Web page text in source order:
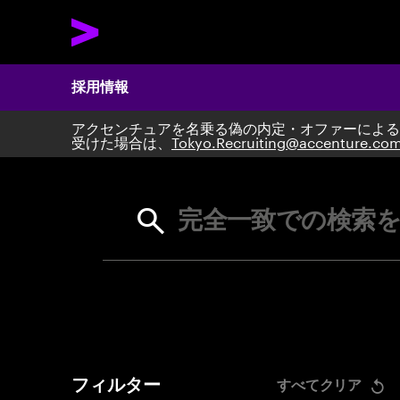
採用情報
アクセンチュアを名乗る偽の内定・オファーによ
受けた場合は、
Search
完全一致での検索
フィルター すべてクリア